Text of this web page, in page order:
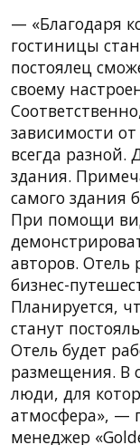
— «Благодаря
гостиницы
постоялец
своему
зависимости
всегда
здания.
самого здания
При помощи
авторов. Отель
бизнес-
Планируется,
станут
Отель будет
размещения. В
люди, для
атмосфера», —
менеджер